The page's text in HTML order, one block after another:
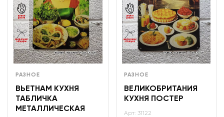
РАЗНОЕ
ВЬЕТНАМ КУХНЯ
ТАБЛИЧКА
МЕТАЛЛИЧЕСКАЯ
РАЗНОЕ
ВЕЛИКОБРИТАНИЯ
КУХНЯ ПОСТЕР
Арт: 31122